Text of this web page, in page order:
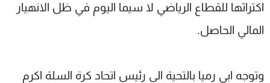
اكتراثها للقطاع الرياضي لا سيما اليوم في ظل الانهيار
المالي ‎الحاصل.
وتوجه ابي رميا بالتحية الى رئيس اتحاد كرة السلة اكرم